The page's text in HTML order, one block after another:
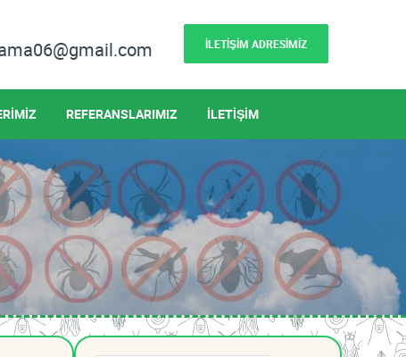
İLETİŞİM ADRESİMİZ
REFERANSLARIMIZ İLETİŞİM